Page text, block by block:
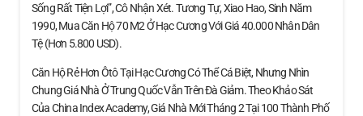
Sống Rất Tiện Lợi”, Cô Nhận Xét. Tương Tự, Xiao Hao, Sinh Năm
1990, Mua Căn Hộ 70 M2 Ở Hạc Cương Với Giá 40.000 Nhân Dân
Tệ (hơn 5.800 USD).
Căn Hộ Rẻ Hơn Ôtô Tại Hạc Cương Có Thể Cá Biệt, Nhưng Nhìn
Chung Giá Nhà Ở Trung Quốc Vẫn Trên Đà Giảm. Theo Khảo Sát
Của China Index Academy, Giá Nhà Mới Tháng 2 Tại 100 Thành Phố